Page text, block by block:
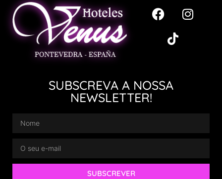
SUBSCREVA A NOSSA
NEWSLETTER!
SUBSCREVER